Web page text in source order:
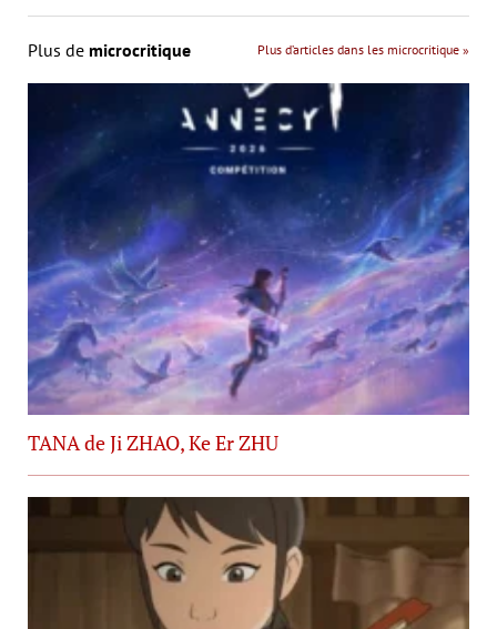
Plus de microcritique Plus d’articles dans les microcritique »
TANA de Ji ZHAO, Ke Er ZHU